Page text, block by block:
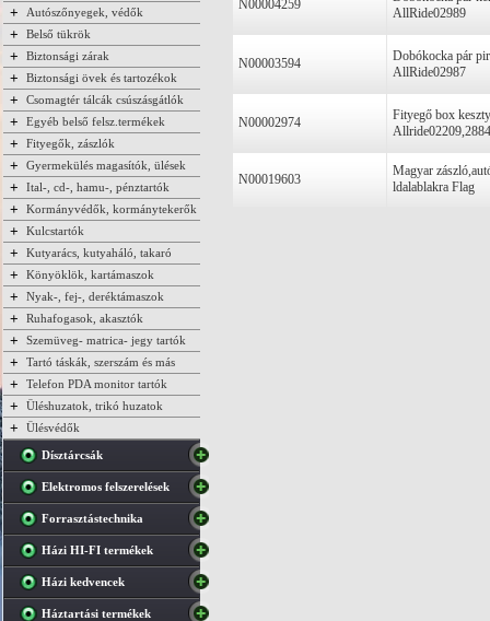
+ Autószőnyegek, védők
+ Belső tükrök
+ Biztonsági zárak
+ Biztonsági övek és tartozékok
+ Csomagtér tálcák csúszásgátlók
+ Egyéb belső felsz.termékek
+ Fityegők, zászlók
+ Gyermekülés magasítók, ülések
+ Ital-, cd-, hamu-, pénztartók
+ Kormányvédők, kormánytekerők
+ Kulcstartók
+ Kutyarács, kutyaháló, takaró
+ Könyöklök, kartámaszok
+ Nyak-, fej-, deréktámaszok
+ Ruhafogasok, akasztók
+ Szemüveg- matrica- jegy tartók
+ Tartó táskák, szerszám és más
+ Telefon PDA monitor tartók
+ Üléshuzatok, trikó huzatok
+ Ülésvédők
Dísztárcsák
Elektromos felszerelések
Forrasztástechnika
Házi HI-FI termékek
Házi kedvencek
Háztartási termékek
N00004259
AllRide02989
N00003594
Dobókocka pár
AllRide02987
N00002974
Fityegő box
N00019603
Magyar
ldalablakra Flag